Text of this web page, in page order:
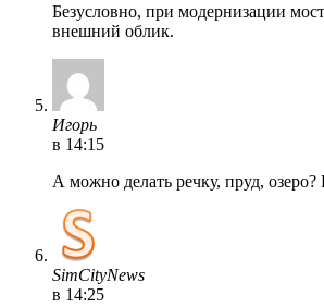
Безусловно, при модернизации
внешний облик.
Игорь
в 14:15
А можно делать речку, пруд, озеро?
SimCityNews
в 14:25